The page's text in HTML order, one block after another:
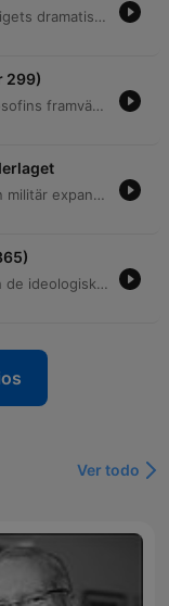
Detta avsnitt utforskar det skotska frihetskrigets dramatiska vändpunkter runt 1304 och framåt. Vi följer Edvard I:s brutala invasion och belägringskrigföring, samt Robert Bruces komplexa väg till makten – från mordet på sin rival Red Comyn till hans roll som gerillaledare genom asymmetrisk krigföring. Berättelsen kulminerar i de avgörande militära strategierna vid Bannockburn, där Bruce utnyttjar terrängen för att besegra den engelska armén. Vi avslutar med efterspelet, Arbroath-deklarationen och freden i York, som tillsammans lade grunden för en skotsk nationell identitet och självständighet.
299)
Detta avsnitt utforskar den försokratiska filosofins framväxt och dess fokus på naturfilosofi och rationellt tänkande. Vi går igenom de historiska förutsättningarna i det grekiska området, från Thales och den milesiska skolan till Herakleitos idéer om ständig förändring. Vidare belyses kontrasterna mellan den eleatiska skolans fokus på oföränderlighet och atomisternas teori om odelbara atomer. Diskussionen berör även Empedokles teori om de fyra elementen samt skillnaden mellan teleologiska och mekanistiska förklaringar av världen.
Detta avsnitt följer William Wallaces resa från militär expansion och ekonomisk strategi efter segern vid Stirling Bridge till hans tragiska slut. Vi utforskar de taktiska innovationerna och logistiska utmaningarna under slaget vid Falkirk, där den engelska långbågens debut och skotska schiltron-formationer spelade avgörande roller. Avsnittet belyser även de politiska omställningarna och Wallaces förvandling från krigare till diplomat, innan hans fångenskap och brutala avrättning i London. Trots engelsmännens försök att utrota hans minne, analyserar vi hur Wallace gick från att betraktas som en förrädare till att bli en odödlig skotsk frihetsmartyr.
Detta avsnitt utforskar Strindbergfejden och de ideologiska spänningarna i Sverige kring sekelskiftet 1900, där litteraturen var djupt sammanflätad med politiska kamper och klasskonflikter. Vi kontrasterar 1880-talets realism mot 1890-talets idealism och belyser hur kulturbråket mellan gestalter som Strindberg, Heidenstam och Sven Hedin präglades av personliga påhopp och aggressiv retorik. Vidare diskuteras August Strindbergs komplexa eftermäle och den paradoxala personkult som växte fram kring honom. Avsnittet belyser hur Strindberg, trots sin kritik mot officiella hyllningar, kom att bli en politiserad symbol för arbetarrörelsen och en titanisk gestalt i svensk kulturhistoria.
Ver todo